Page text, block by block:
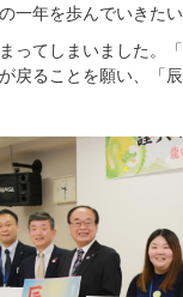
年を歩んでいきたい
ってしまいました。
戻ることを願い、「